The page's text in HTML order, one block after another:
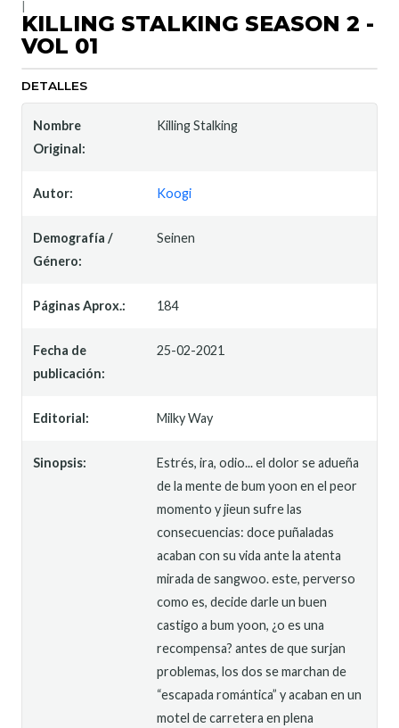
KILLING STALKING SEASON 2 -
VOL 01
DETALLES
Nombre
Original:
Killing Stalking
Autor: Koogi
Demografía /
Género:
Seinen
Páginas Aprox.: 184
Fecha de
publicación:
25-02-2021
Editorial: Milky Way
Sinopsis:
Estrés, ira, odio... el dolor se adueña
de la mente de bum yoon en el peor
momento y jieun sufre las
consecuencias: doce puñaladas
acaban con su vida ante la atenta
mirada de sangwoo. este, perverso
como es, decide darle un buen
castigo a bum yoon, ¿o es una
recompensa? antes de que surjan
problemas, los dos se marchan de
“escapada romántica” y acaban en un
motel de carretera en plena